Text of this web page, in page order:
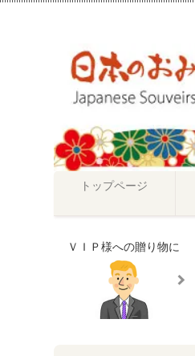
トップページ
ＶＩＰ様への贈り物に